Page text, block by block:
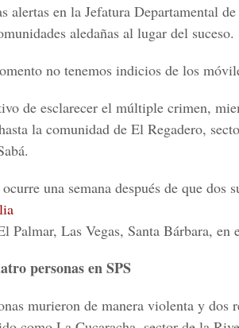
alertas en la Jefatura Departamental
aledañas al lugar del suceso.
no tenemos indicios de los
de esclarecer el múltiple crimen,
la comunidad de El Regadero,
una semana después de que dos
Palmar, Las Vegas, Santa Bárbara, en
personas en SPS
murieron de manera violenta y dos